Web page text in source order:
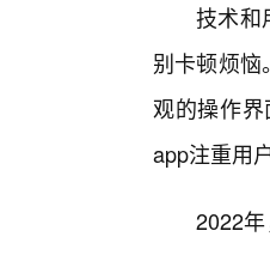
技术和
别卡顿烦
观的操作
app注重用
2022